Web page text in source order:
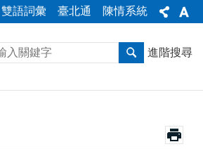
雙語詞彙 臺北通 陳情系統
進階搜尋